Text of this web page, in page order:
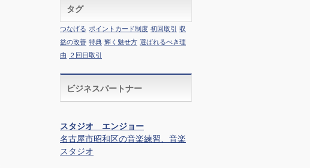
タグ
つなげる ポイントカード制度 初回取引 収
益の改善 特典 輝く魅せ方 選ばれるべき理
由
２回目取引
ビジネスパートナー
スタジオ エンジョー
名古屋市昭和区の音楽練習、音楽
スタジオ